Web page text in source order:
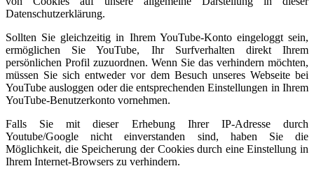
Datenschutzerklärung.
Sollten Sie gleichzeitig in Ihrem YouTube-Konto eingeloggt sein,
ermöglichen Sie YouTube, Ihr Surfverhalten direkt Ihrem
persönlichen Profil zuzuordnen. Wenn Sie das verhindern möchten,
müssen Sie sich entweder vor dem Besuch unseres Webseite bei
YouTube ausloggen oder die entsprechenden Einstellungen in Ihrem
YouTube-Benutzerkonto vornehmen.
Falls Sie mit dieser Erhebung Ihrer IP-Adresse durch
Youtube/Google nicht einverstanden sind, haben Sie die
Möglichkeit, die Speicherung der Cookies durch eine Einstellung in
Ihrem Internet-Browsers zu verhindern.